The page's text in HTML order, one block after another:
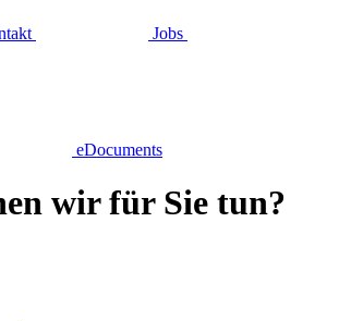
Jobs
eDocuments
wir für Sie tun?